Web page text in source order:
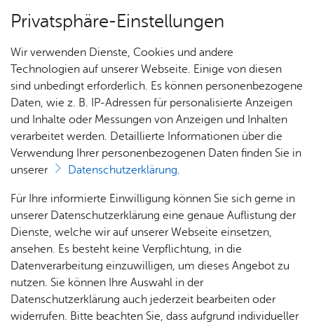
Pro­gramm
Don­
ners­
tag für
Schul­
klas­
sen
Pro­gramm
Ter­min spei­chern Ver­an­stal­tung dru­cken
Ka­te­go­rie: Spie­le­h­aus­Fe­ri­en
Spie­le­h­aus­Fe­ri­en – Som­mer­
fe­ri­en 6
Mon­tag, 07. Sep­tem­ber 2026 , 07:00 Uhr
Frei­tag,
11. Sep­tem­ber 2026, 16:00 Uhr
Privatsphäre-Einstellungen
Wir verwenden Dienste, Cookies und andere
Technologien auf unserer Webseite. Einige von diesen
sind unbedingt erforderlich. Es können personenbezogene
Daten, wie z. B. IP-Adressen für personalisierte Anzeigen
und Inhalte oder Messungen von Anzeigen und Inhalten
verarbeitet werden. Detaillierte Informationen über die
Verwendung Ihrer personenbezogenen Daten finden Sie in
unserer
Datenschutzerklärung.
Für Ihre informierte Einwilligung können Sie sich gerne in
unserer Datenschutzerklärung eine genaue Auflistung der
Dienste, welche wir auf unserer Webseite einsetzen,
ansehen. Es besteht keine Verpflichtung, in die
Datenverarbeitung einzuwilligen, um dieses Angebot zu
nutzen. Sie können Ihre Auswahl in der
Datenschutzerklärung auch jederzeit bearbeiten oder
widerrufen. Bitte beachten Sie, dass aufgrund individueller